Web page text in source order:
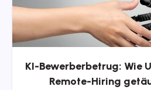
KI-Bewerberbetrug: Wie
Remote-Hiring